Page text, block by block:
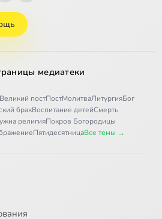
медиатеки
Великий постПостМолитваЛитургияБог
бракВоспитание детейСмерть
религияПокров Богородицы
ПятидесятницаВсе темы →